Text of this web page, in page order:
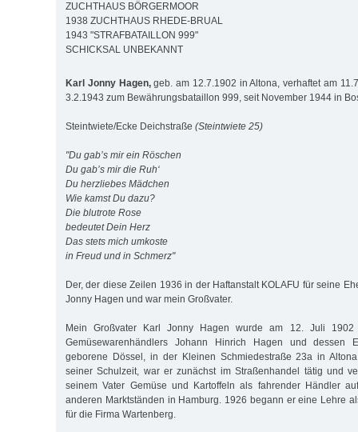
ZUCHTHAUS BÖRGERMOOR
1938 ZUCHTHAUS RHEDE-BRUAL
1943 "STRAFBATAILLON 999"
SCHICKSAL UNBEKANNT
Karl Jonny Hagen,geb. am 12.7.1902 in Altona, verhaftet am
3.2.1943 zum Bewährungsbataillon 999, seit November 1944 in
Steintwiete/Ecke Deichstraße (Steintwiete 25)
"Du gab’s mir ein Röschen
Du gab’s mir die Ruh‘
Du herzliebes Mädchen
Wie kamst Du dazu?
Die blutrote Rose
bedeutet Dein Herz
Das stets mich umkoste
in Freud und in Schmerz"
Der, der diese Zeilen 1936 in der Haftanstalt KOLAFU für seine
Jonny Hagen und war mein Großvater.
Mein Großvater Karl Jonny Hagen wurde am 12. Juli
Gemüsewarenhändlers Johann Hinrich Hagen und dessen
geborene Dössel, in der Kleinen Schmiedestraße 23a in
seiner Schulzeit, war er zunächst im Straßenhandel tätig und
seinem Vater Gemüse und Kartoffeln als fahrender Händler
anderen Marktständen in Hamburg. 1926 begann er eine Lehre
für die Firma Wartenberg.